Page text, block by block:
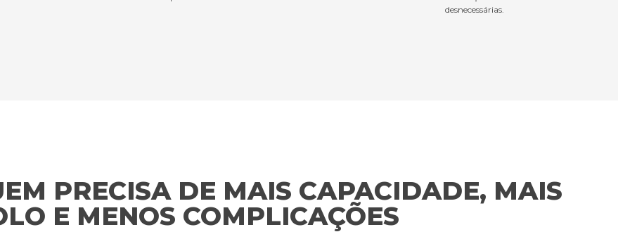
desnecessárias.
PRECISA DE MAIS CAPACIDADE, MAIS
E MENOS COMPLICAÇÕES